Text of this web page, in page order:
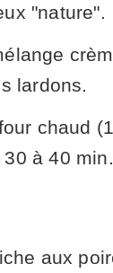
"nature".
lardons.
chaud
à 40 min.
aux